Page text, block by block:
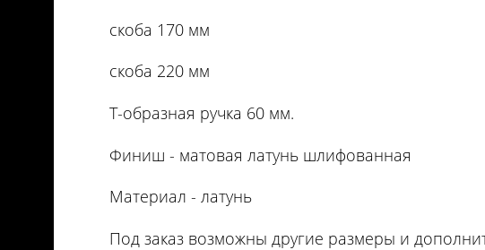
скоба 170 мм
скоба 220 мм
Т-образная ручка 60 мм.
Финиш - матовая латунь шлифованная
Материал - латунь
Под заказ возможны другие размеры и